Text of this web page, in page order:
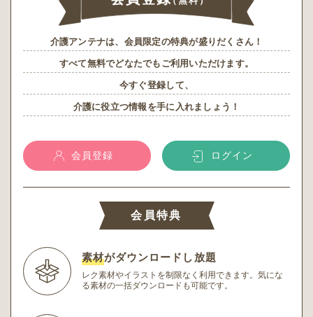
介護アンテナは、会員限定の特典が盛りだくさん！
すべて無料でどなたでもご利用いただけます。
今すぐ登録して、
介護に役立つ情報を手に入れましょう！
会員登録 ログイン
会員特典
素材がダウンロードし放題
レク素材やイラストを制限なく利用できます。 気にな
る素材の一括ダウンロードも可能です。